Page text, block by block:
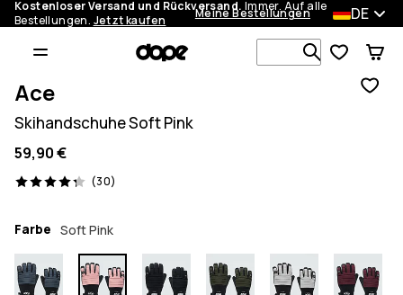
Kostenloser Versand und Rückversand. Immer. Auf alle
Bestellungen. Jetzt kaufen Meine Bestellungen DE
Ace
Skihandschuhe Soft Pink
59,90 €
(30)
30 Reviews, 4.3/5
Farbe Soft Pink